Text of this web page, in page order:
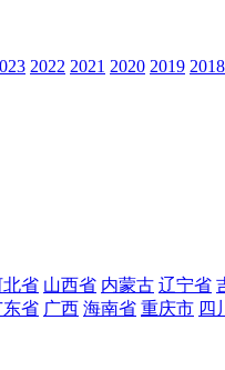
2022 2021 2020 2019 2018
北省 山西省 内蒙古 辽宁省
东省 广西 海南省 重庆市 四